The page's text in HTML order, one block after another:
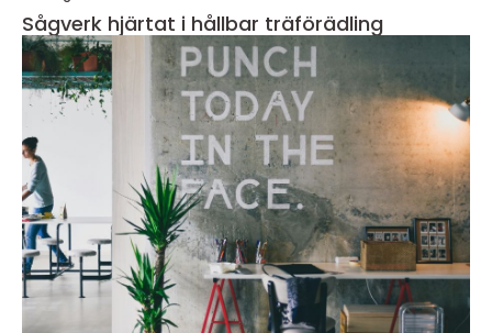
Sågverk hjärtat i hållbar träförädling